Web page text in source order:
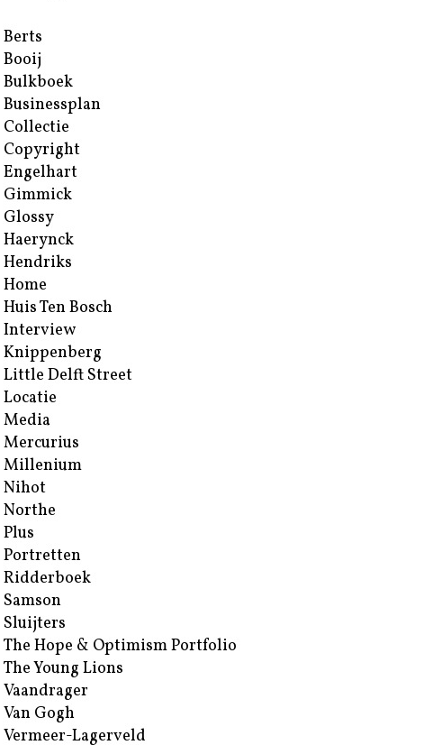
Berts
Booij
Bulkboek
Businessplan
Collectie
Copyright
Engelhart
Gimmick
Glossy
Haerynck
Hendriks
Home
Huis Ten Bosch
Interview
Knippenberg
Little Delft Street
Locatie
Media
Mercurius
Millenium
Nihot
Northe
Plus
Portretten
Ridderboek
Samson
Sluijters
The Hope & Optimism Portfolio
The Young Lions
Vaandrager
Van Gogh
Vermeer-Lagerveld